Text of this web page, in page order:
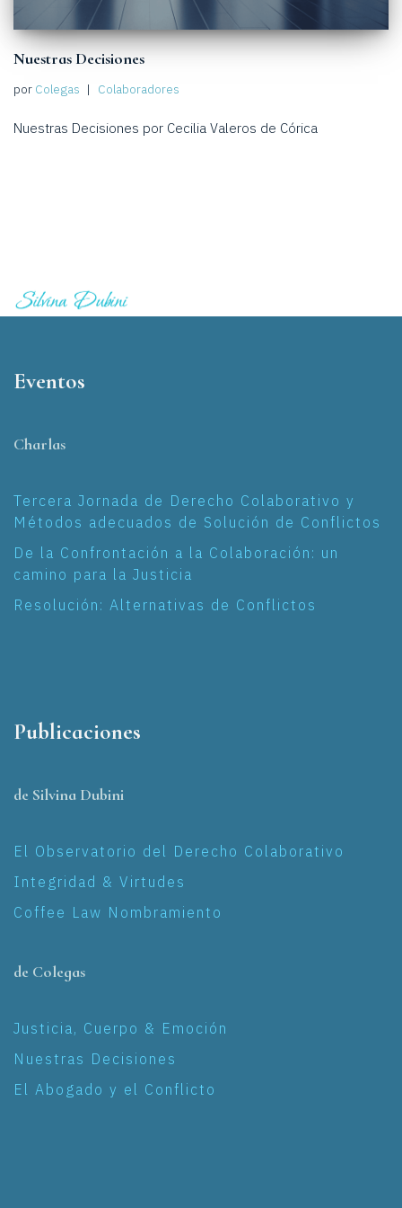
Nuestras Decisiones
porColegas Colaboradores
Nuestras Decisiones por Cecilia Valeros de Córica
Eventos
Charlas
Tercera Jornada de Derecho Colaborativo y
Métodos adecuados de Solución de Conflictos
De la Confrontación a la Colaboración: un
camino para la Justicia
Resolución: Alternativas de Conflictos
Publicaciones
de Silvina Dubini
El Observatorio del Derecho Colaborativo
Integridad & Virtudes
Coffee Law Nombramiento
de Colegas
Justicia, Cuerpo & Emoción
Nuestras Decisiones
El Abogado y el Conflicto